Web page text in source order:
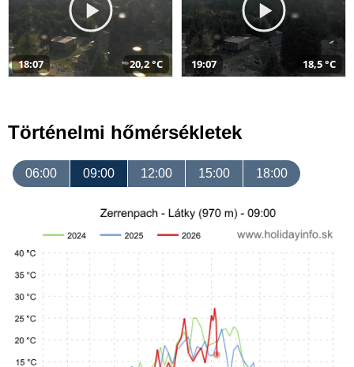
18:07 20,2 °C 19:07 18,5 °C
Történelmi hőmérsékletek
06:00 09:00 12:00 15:00 18:00